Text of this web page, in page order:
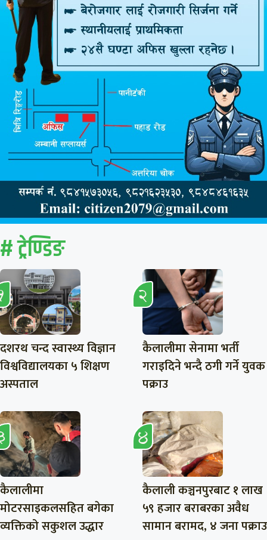
# ट्रेण्डिङ
दशरथ चन्द स्वास्थ्य विज्ञान
विश्वविद्यालयका ५ शिक्षण
अस्पताल
कैलालीमा सेनामा भर्ती
गराइदिने भन्दै ठगी गर्ने युवक
पक्राउ
कैलालीमा
मोटरसाइकलसहित बगेका
व्यक्तिको सकुशल उद्धार
कैलाली कञ्चनपुरबाट १ लाख
५९ हजार बराबरका अवैध
सामान बरामद, ४ जना पक्राउ